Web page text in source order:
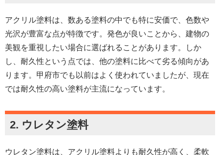
アクリル塗料は、数ある塗料の中でも特に安価で、色数や
光沢が豊富な点が特徴です。発色が良いことから、建物の
美観を重視したい場合に選ばれることがあります。しか
し、耐久性という点では、他の塗料に比べて劣る傾向があ
ります。甲府市でも以前はよく使われていましたが、現在
では耐久性の高い塗料が主流になっています。
2. ウレタン塗料
ウレタン塗料は、アクリル塗料よりも耐久性が高く、柔軟